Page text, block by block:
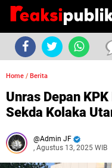
Home / Berita
Unras Depan
Sekda Kolaka
Admin JF
, Agustus 13, 2025 WIB